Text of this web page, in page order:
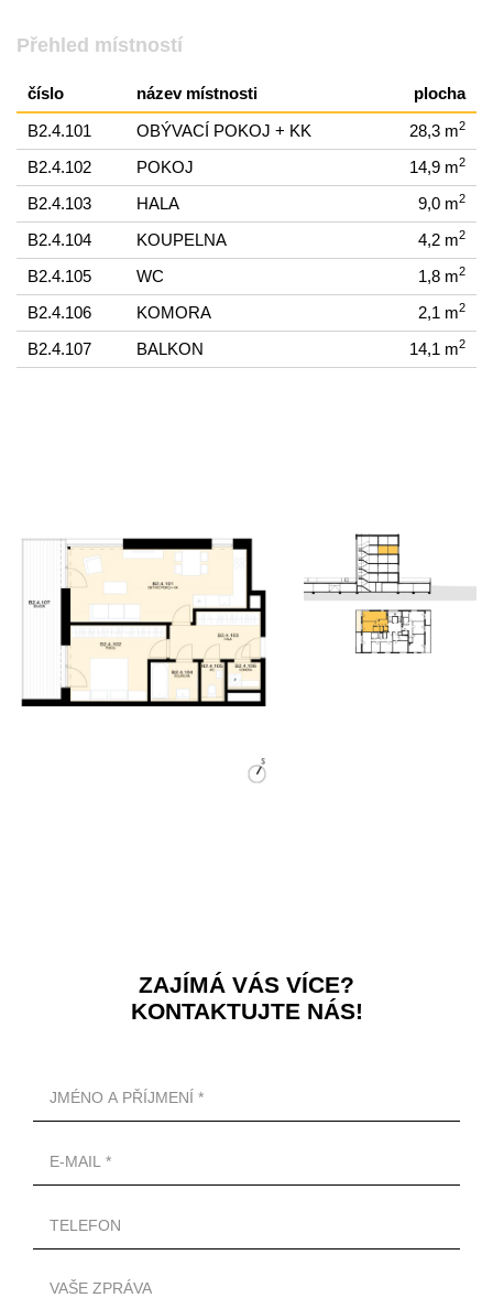
Přehled místností
číslo název místnosti plocha
B2.4.101 OBÝVACÍ POKOJ + KK 28,3 m2
B2.4.102 POKOJ 14,9 m2
B2.4.103 HALA 9,0 m2
B2.4.104 KOUPELNA 4,2 m2
B2.4.105 WC 1,8 m2
B2.4.106 KOMORA 2,1 m2
B2.4.107 BALKON 14,1 m2
ZAJÍMÁ VÁS VÍCE?
KONTAKTUJTE NÁS!